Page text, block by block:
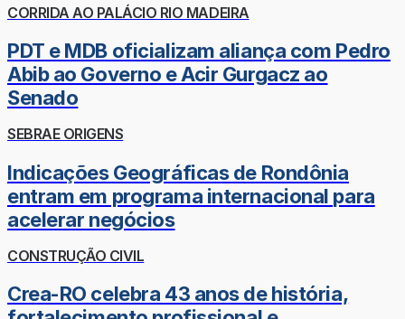
CORRIDA AO PALÁCIO RIO MADEIRA
PDT e MDB oficializam aliança com Pedro
Abib ao Governo e Acir Gurgacz ao
Senado
SEBRAE ORIGENS
Indicações Geográficas de Rondônia
entram em programa internacional para
acelerar negócios
CONSTRUÇÃO CIVIL
Crea-RO celebra 43 anos de história,